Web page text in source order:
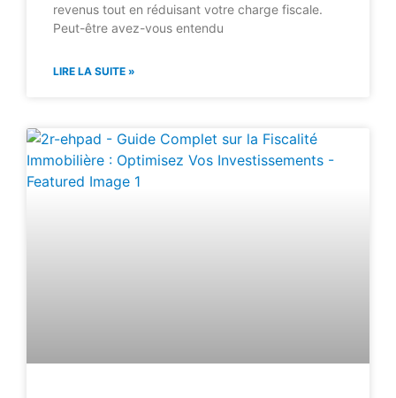
revenus tout en réduisant votre charge fiscale.
Peut-être avez-vous entendu
LIRE LA SUITE »